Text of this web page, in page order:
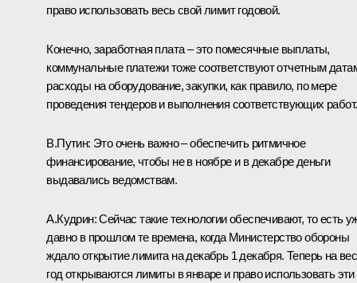
право использовать весь свой лимит годовой.
Конечно, заработная плата – это помесячные выплаты,
коммунальные платежи тоже соответствуют отчетным
расходы на оборудование, закупки, как правило, по мере
проведения тендеров и выполнения соответствующих работ.
В.Путин: Это очень важно – обеспечить ритмичное
финансирование, чтобы не в ноябре и в декабре деньги
выдавались ведомствам.
А.Кудрин: Сейчас такие технологии обеспечивают, то есть
давно в прошлом те времена, когда Министерство обороны
ждало открытие лимита на декабрь 1 декабря. Теперь на
год открываются лимиты в январе и право использовать эти